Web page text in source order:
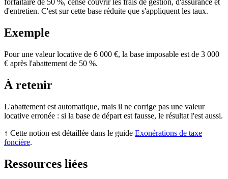
forfaitaire de 50 %, censé couvrir les frais de gestion, d'assurance et
d'entretien. C'est sur cette base réduite que s'appliquent les taux.
Exemple
Pour une valeur locative de 6 000 €, la base imposable est de 3 000
€ après l'abattement de 50 %.
À retenir
L'abattement est automatique, mais il ne corrige pas une valeur
locative erronée : si la base de départ est fausse, le résultat l'est aussi.
↑ Cette notion est détaillée dans le guide Exonérations de taxe
foncière.
Ressources liées